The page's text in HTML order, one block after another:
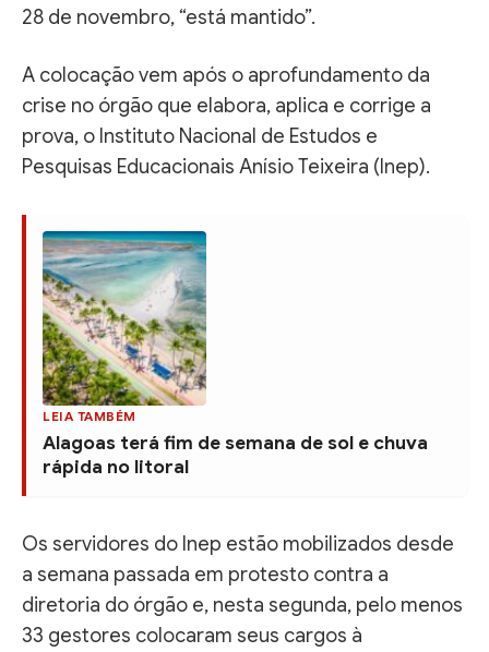
28 de novembro, “está mantido”.
A colocação vem após o aprofundamento da
crise no órgão que elabora, aplica e corrige a
prova, o Instituto Nacional de Estudos e
Pesquisas Educacionais Anísio Teixeira (Inep).
LEIA TAMBÉM
Alagoas terá fim de semana de sol e chuva
rápida no litoral
Os servidores do Inep estão mobilizados desde
a semana passada em protesto contra a
diretoria do órgão e, nesta segunda, pelo menos
33 gestores colocaram seus cargos à